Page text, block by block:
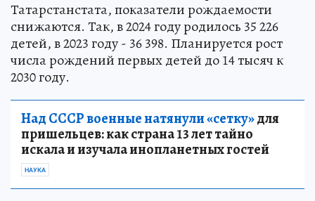
Татарстанстата, показатели рождаемости
снижаются. Так, в 2024 году родилось 35 226
детей, в 2023 году - 36 398. Планируется рост
числа рождений первых детей до 14 тысяч к
2030 году.
Над СССР военные натянули «сетку»для
пришельцев: как страна 13 лет тайно
искала и изучала инопланетных гостей
НАУКА